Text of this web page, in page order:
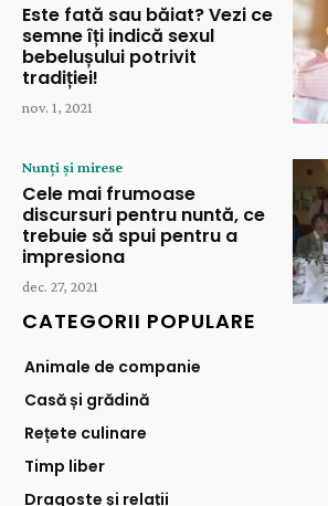
Este fată sau băiat? Vezi ce
semne îți indică sexul
bebelușului potrivit
tradiției!
nov. 1, 2021
Nunți și mirese
Cele mai frumoase
discursuri pentru nuntă, ce
trebuie să spui pentru a
impresiona
dec. 27, 2021
CATEGORII POPULARE
Animale de companie
Casă și grădină
Rețete culinare
Timp liber
Dragoste și relații